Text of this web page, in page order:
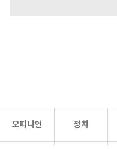
오피니언 정치